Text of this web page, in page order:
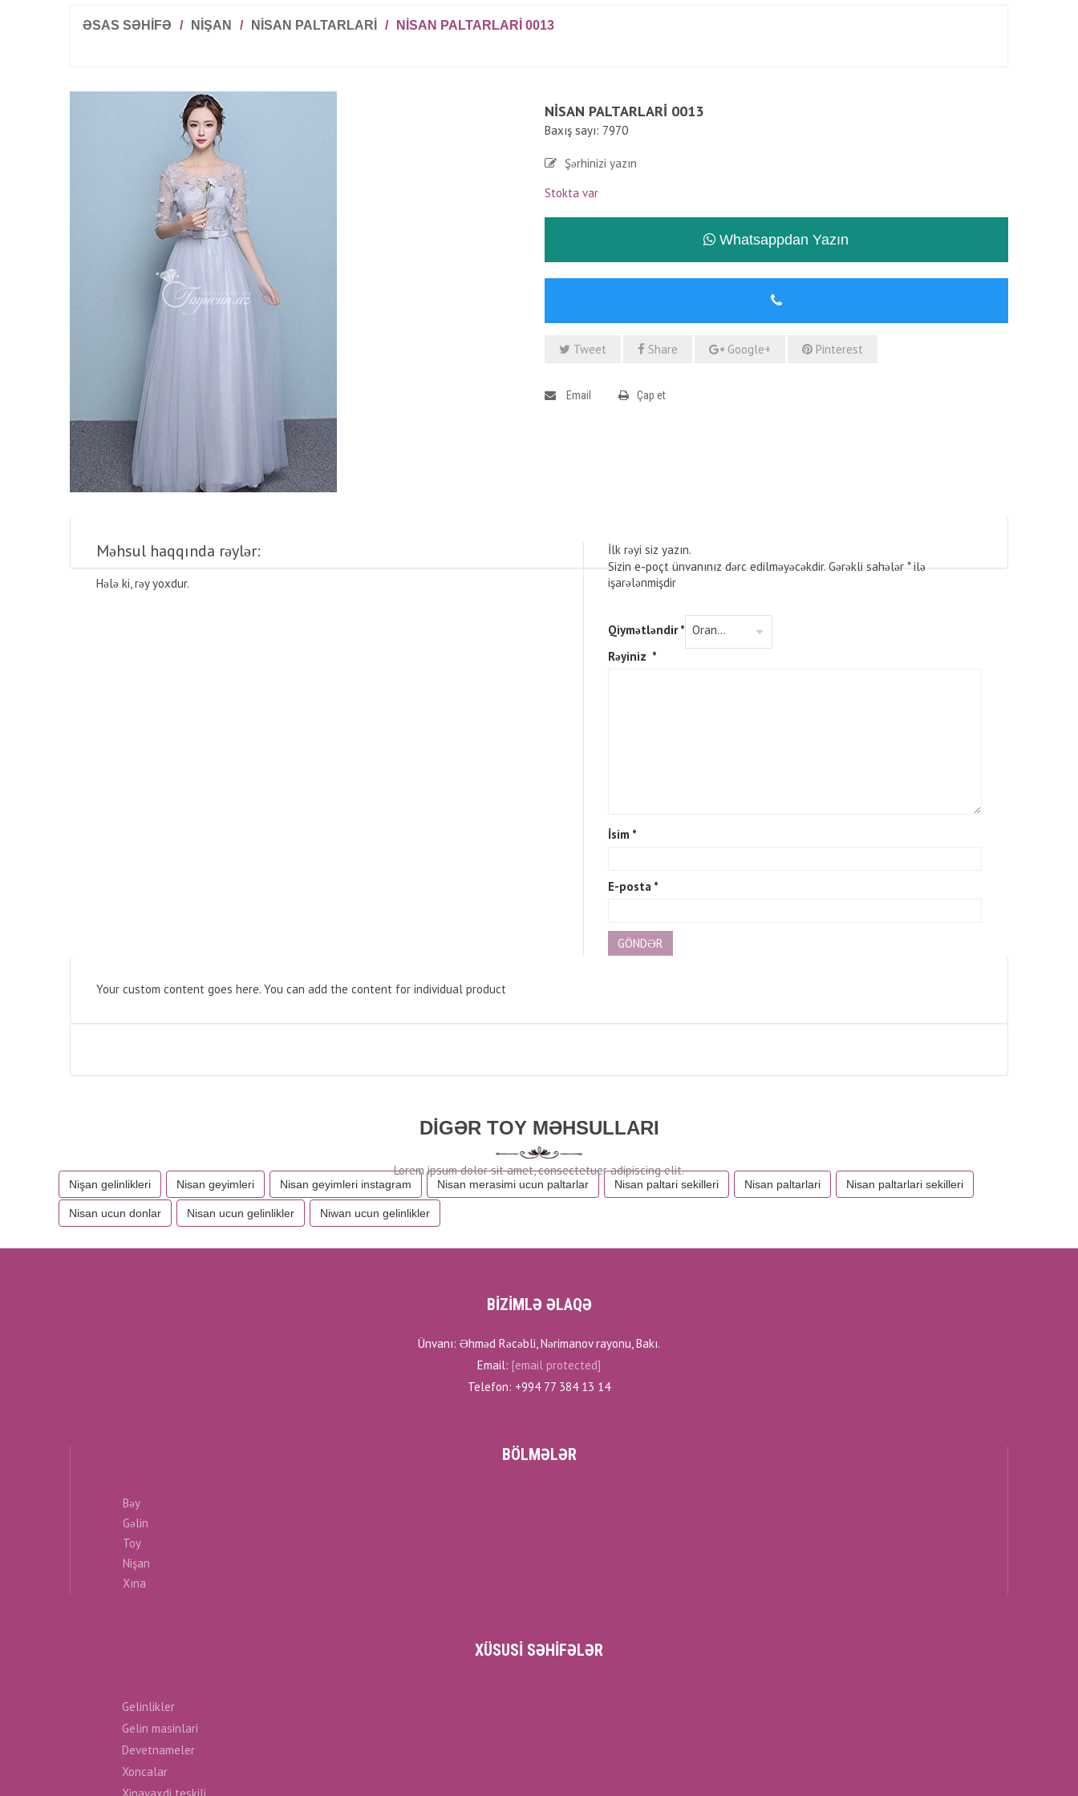
ƏSAS SƏHİFƏ / NIŞAN / NISAN PALTARLARI / NISAN PALTARLARI 0013
NISAN PALTARLARI 0013
Baxış sayı: 7970
Şərhinizi yazın
Stokta var
Whatsappdan Yazın
Tweet Share Google+ Pinterest
Email Çap et
Məhsul haqqında rəylər:
Hələ ki, rəy yoxdur.
İlk rəyi siz yazın.
Sizin e-poçt ünvanınız dərc edilməyəcəkdir. Gərəkli sahələr*ilə
işarələnmişdir
Qiymətləndir*
Rəyiniz *
İsim *
E-posta *
Your custom content goes here. You can add the content for individual product
DIGƏR TOY MƏHSULLARI
Nişan gelinlikleri Nisan geyimleri Nisan geyimleri instagram Nisan merasimi ucun paltarlar Nisan paltari sekilleri Nisan paltarlari Nisan paltarlari sekilleri
Nisan ucun donlar Nisan ucun gelinlikler Niwan ucun gelinlikler
BİZİMLƏ ƏLAQƏ
Ünvanı: Əhməd Rəcəbli, Nərimanov rayonu, Bakı.
Email: [email protected]
Telefon: +994 77 384 13 14
BÖLMƏLƏR
Bəy
Gəlin
Toy
Nişan
Xına
XÜSUSI SƏHIFƏLƏR
Gelinlikler
Gelin masinlari
Devetnameler
Xoncalar